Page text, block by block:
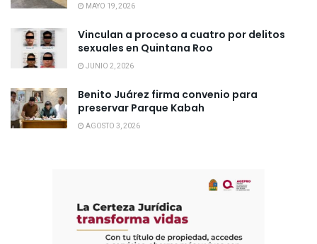
MAYO 19, 2026
Vinculan a proceso a cuatro por delitos
sexuales en Quintana Roo
JUNIO 2, 2026
Benito Juárez firma convenio para
preservar Parque Kabah
AGOSTO 3, 2026